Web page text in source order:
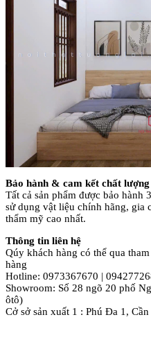
Bảo hành & cam kết chất lượng
Tất cả sản phẩm được bảo hành
sử dụng vật liệu chính hãng, gia
thẩm mỹ cao nhất.
Thông tin liên hệ
Qúy khách hàng có thể qua
hàng
Hotline: 0973367670 |
Showroom: Số 28 ngõ 20 phố
ôtô)
Cở sở sản xuất 1 : Phú Đa 1,